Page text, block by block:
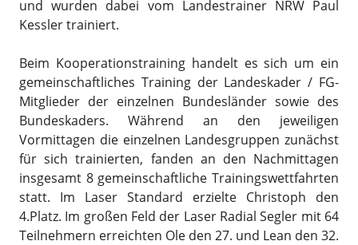
und wurden dabei vom Landestrainer NRW Paul
Kessler trainiert.
Beim Kooperationstraining handelt es sich um ein
gemeinschaftliches Training der Landeskader / FG-
Mitglieder der einzelnen Bundesländer sowie des
Bundeskaders. Während an den jeweiligen
Vormittagen die einzelnen Landesgruppen zunächst
für sich trainierten, fanden an den Nachmittagen
insgesamt 8 gemeinschaftliche Trainingswettfahrten
statt. Im Laser Standard erzielte Christoph den
4.Platz. Im großen Feld der Laser Radial Segler mit 64
Teilnehmern erreichten Ole den 27. und Lean den 32.